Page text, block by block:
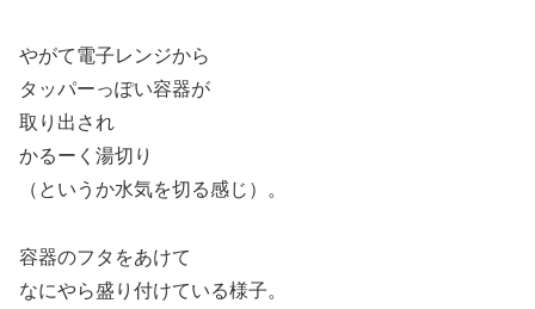
やがて電子レンジから
タッパーっぽい容器が
取り出され
かるーく湯切り
（というか水気を切る感じ）。
容器のフタをあけて
なにやら盛り付けている様子。